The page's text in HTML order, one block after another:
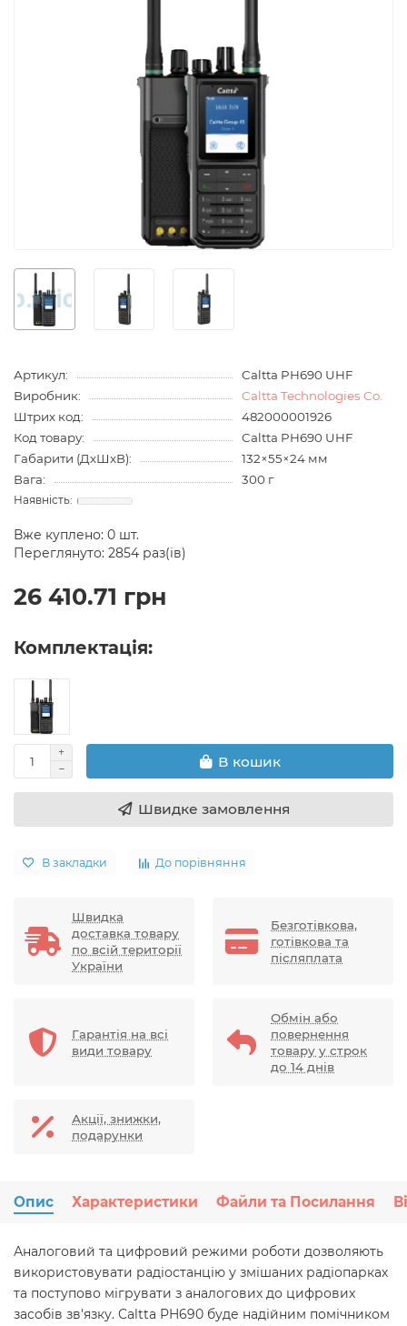
Артикул:
Caltta PH690 UHF
Виробник:
Caltta Technologies Co.
Штрих код:
482000001926
Код товару:
Caltta PH690 UHF
Габарити (ДхШхВ):
132×55×24 мм
Вага:
300 г
Вже куплено: 0 шт.
Переглянуто: 2854 раз(ів)
26 410.71 грн
Комплектація:
В кошик
Швидке замовлення
В закладки До порівняння
Швидка
доставка товару
по всій території
України
Безготівкова,
готівкова та
післяплата
Гарантія на всі
види товару
Обмін або
повернення
товару у строк
до 14 днів
Акції, знижки,
подарунки
Опис Характеристики Файли та Посилання
Аналоговий та цифровий режими роботи дозволяють
використовувати радіостанцію у змішаних радіопарках
та поступово мігрувати з аналогових до цифрових
засобів зв'язку. Caltta PH690 буде надійним помічником